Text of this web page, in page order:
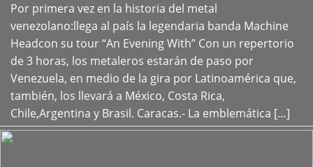
Por primera vez en la historia del metal
venezolano:llega al país la legendaria banda Machine
Headcon su tour “An Evening With” Con un repertorio
de 3 horas, los metaleros estarán de paso por
Venezuela, en medio de la gira por Latinoamérica que,
también, los llevará a México, Costa Rica,
Chile,Argentina y Brasil. Caracas.- La emblemática […]
+